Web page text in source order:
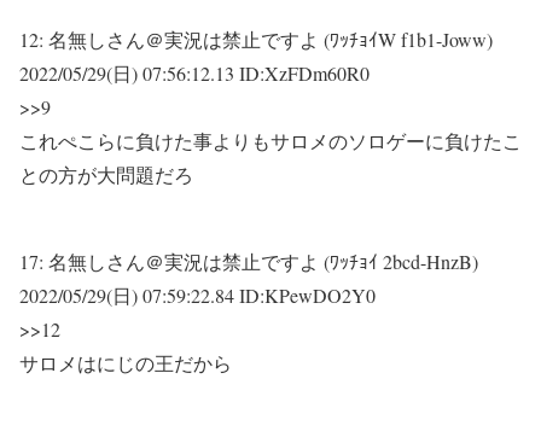
12: 名無しさん＠実況は禁止ですよ (ﾜｯﾁｮｲW f1b1-Joww)
2022/05/29(日) 07:56:12.13 ID:XzFDm60R0
>>9
これぺこらに負けた事よりもサロメのソロゲーに負けたこ
との方が大問題だろ
17: 名無しさん＠実況は禁止ですよ (ﾜｯﾁｮｲ 2bcd-HnzB)
2022/05/29(日) 07:59:22.84 ID:KPewDO2Y0
>>12
サロメはにじの王だから